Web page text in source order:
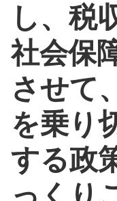
し、税
社会保
させて
を乗り
する政